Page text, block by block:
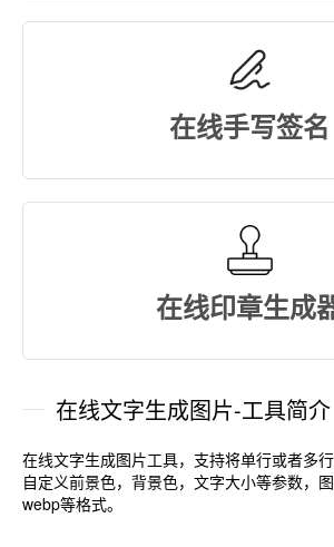
在线手写签名
在线印章生成
在线文字生成图片-工具简介
在线文字生成图片工具，支持将单行或者多
自定义前景色，背景色，文字大小等参数，
webp等格式。